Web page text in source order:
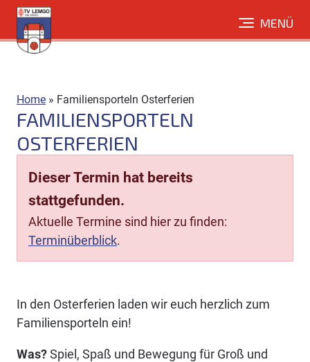
Direkt
zum
Inhalt
MENÜ
Home » Familiensporteln Osterferien
FAMILIENSPORTELN
OSTERFERIEN
Dieser Termin hat bereits
stattgefunden.
Aktuelle Termine sind hier zu finden:
Terminüberblick.
In den Osterferien laden wir euch herzlich zum
Familiensporteln ein!
Was?Spiel, Spaß und Bewegung für Groß und